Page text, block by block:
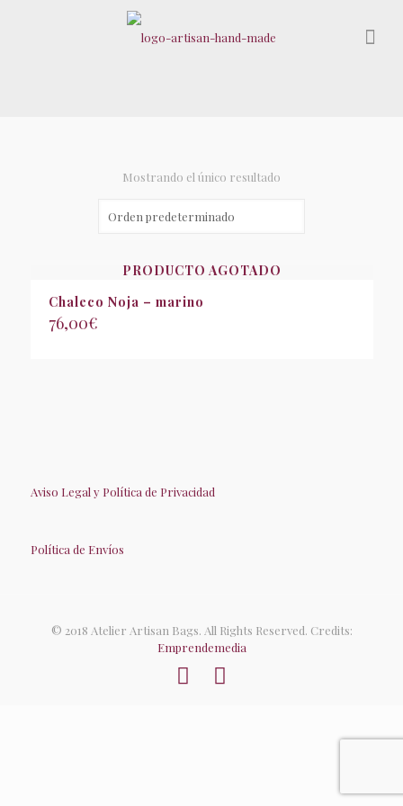
Mostrando el único resultado
PRODUCTO AGOTADO
Chaleco Noja – marino
76,00€
Aviso Legal y Política de Privacidad
Política de Envíos
© 2018 Atelier Artisan Bags. All Rights Reserved. Credits:
Emprendemedia